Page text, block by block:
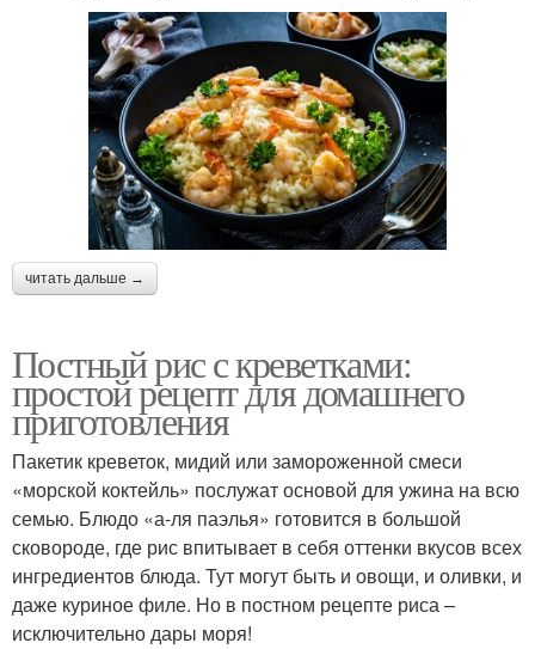
читать дальше →
Постный рис с креветками:
простой рецепт для домашнего
приготовления
Пакетик креветок, мидий или замороженной смеси
«морской коктейль» послужат основой для ужина на всю
семью. Блюдо «а-ля паэлья» готовится в большой
сковороде, где рис впитывает в себя оттенки вкусов всех
ингредиентов блюда. Тут могут быть и овощи, и оливки, и
даже куриное филе. Но в постном рецепте риса –
исключительно дары моря!